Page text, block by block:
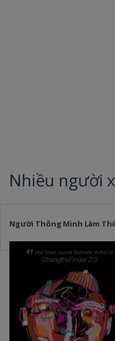
Nhiều người
Người Thông Minh Làm